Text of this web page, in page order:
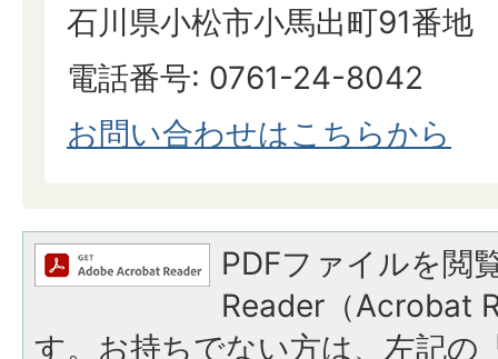
石川県小松市小馬出町91番地
電話番号: 0761-24-8042
​​​​​​​お問い合わせはこちらから
PDFファイルを閲
Reader（Acrobat
す。お持ちでない方は、左記の